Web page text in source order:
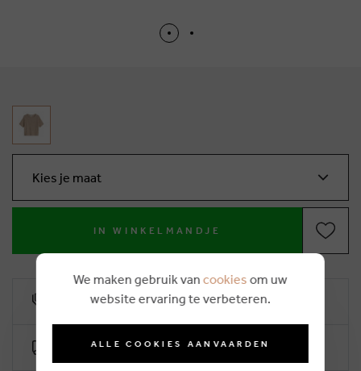
Kies je maat
IN WINKELMANDJE
10% klantenkorting
Gratis levering vanaf €50 (2-4 werkdagen)
We maken gebruik van cookies om uw
website ervaring te verbeteren.
ALLE COOKIES AANVAARDEN